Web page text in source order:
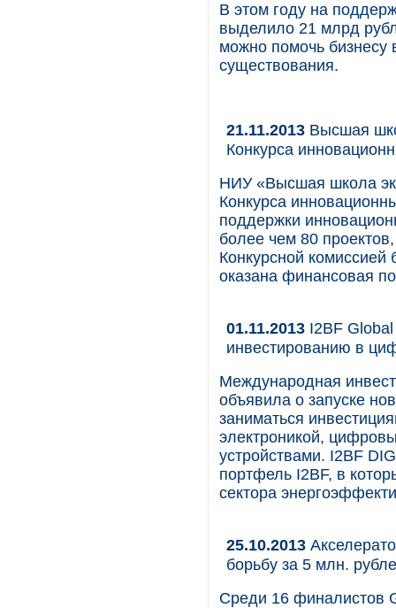
В этом году на
выделило 21 млрд
можно помочь
существования.
21.11.2013 Высшая
Конкурса
НИУ «Высшая школа
Конкурса
поддержки
более чем 80
Конкурсной
оказана финансовая
01.11.2013 I2BF
инвестированию в
Международная
объявила о запуске
заниматься
электроникой,
устройствами. I2BF
портфель I2BF, в
сектора
25.10.2013
борьбу за 5 млн.
Среди 16 финалистов